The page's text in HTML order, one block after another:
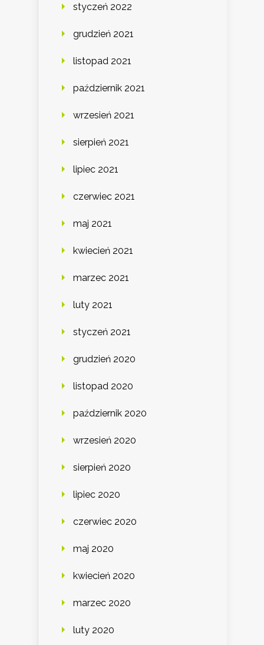
styczeń 2022
grudzień 2021
listopad 2021
październik 2021
wrzesień 2021
sierpień 2021
lipiec 2021
czerwiec 2021
maj 2021
kwiecień 2021
marzec 2021
luty 2021
styczeń 2021
grudzień 2020
listopad 2020
październik 2020
wrzesień 2020
sierpień 2020
lipiec 2020
czerwiec 2020
maj 2020
kwiecień 2020
marzec 2020
luty 2020